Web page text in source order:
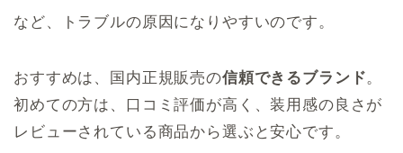
など、トラブルの原因になりやすいのです。
おすすめは、国内正規販売の信頼できるブランド。
初めての方は、口コミ評価が高く、装用感の良さが
レビューされている商品から選ぶと安心です。